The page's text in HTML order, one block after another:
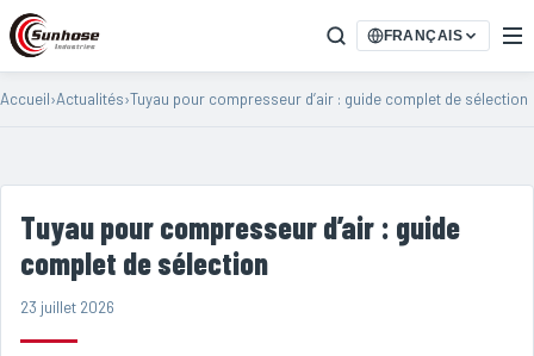
FRANÇAIS
Accueil›Actualités›Tuyau pour compresseur d’air : guide complet de sélection
Tuyau pour compresseur d’air : guide
complet de sélection
23 juillet 2026